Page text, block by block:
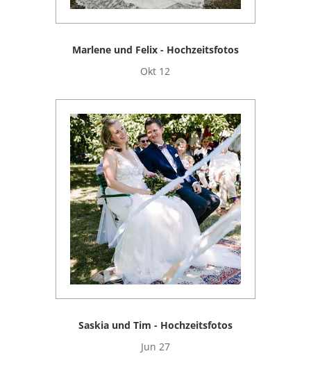
Marlene und Felix - Hochzeitsfotos
Okt 12
Saskia und Tim - Hochzeitsfotos
Jun 27